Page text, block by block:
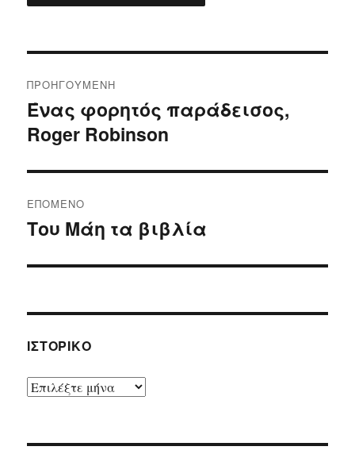
άρθρων
ΠΡΟΗΓΟΎΜΕΝΗ
Προηγούμενο
άρθρο:
Ένας φορητός παράδεισος,
Roger Robinson
ΕΠΌΜΕΝΟ
Επόμενο
Του Μάη τα βιβλία
ΙΣΤΟΡΙΚΌ
Ιστορικό